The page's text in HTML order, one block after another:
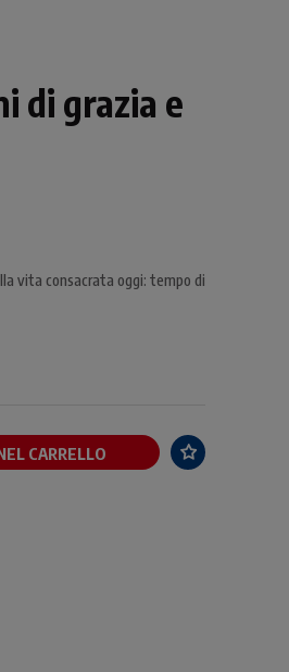
di grazia e
vita consacrata oggi: tempo di
CARRELLO